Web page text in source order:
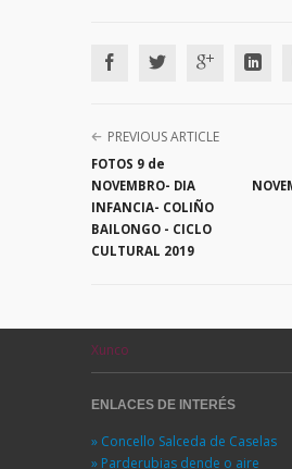
PREVIOUS ARTICLE
FOTOS 9 de
NOVEMBRO- DIA
INFANCIA- COLIÑO
BAILONGO - CICLO
CULTURAL 2019
Xunco
ENLACES DE INTERÉS
» Concello Salceda de Caselas
» Parderubias dende o aire